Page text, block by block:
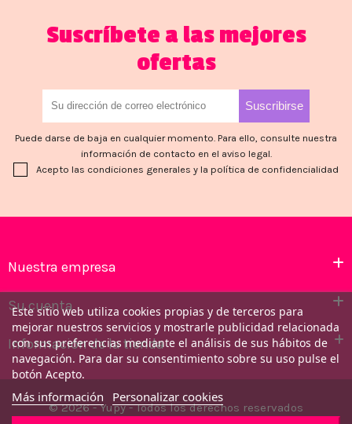
Suscríbete a las mejores
ofertas
Puede darse de baja en cualquier momento. Para ello, consulte nuestra
información de contacto en el aviso legal.
Acepto las condiciones generales y la política de confidencialidad
Nuestra empresa
Su cuenta
Información de la tienda
Este sitio web utiliza cookies propias y de terceros para
mejorar nuestros servicios y mostrarle publicidad relacionada
con sus preferencias mediante el análisis de sus hábitos de
navegación. Para dar su consentimiento sobre su uso pulse el
botón Acepto.
Más información Personalizar cookies
© 2026 - Yupy - Todos los derechos reservados